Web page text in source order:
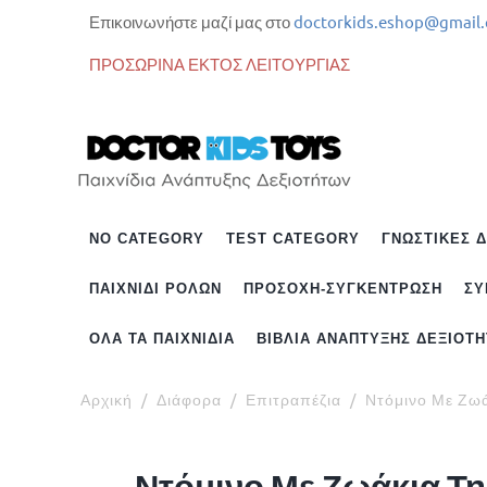
Επικοινωνήστε μαζί μας στο
ΠΡΟΣΩΡΙΝΑ ΕΚΤΟΣ ΛΕΙΤΟΥΡΓΙΑΣ
NO CATEGORY TEST CATEGORY ΓΝΩΣΤΙΚΈΣ
ΠΑΙΧΝΊΔΙ ΡΌΛΩΝ ΠΡΟΣΟΧΉ-ΣΥΓΚΈΝΤΡΩΣΗ
ΌΛΑ ΤΑ ΠΑΙΧΝΊΔΙΑ ΒΙΒΛΊΑ ΑΝΆΠΤΥΞΗΣ
Αρχική / Διάφορα / Επιτραπέζια / Ντόμινο Με